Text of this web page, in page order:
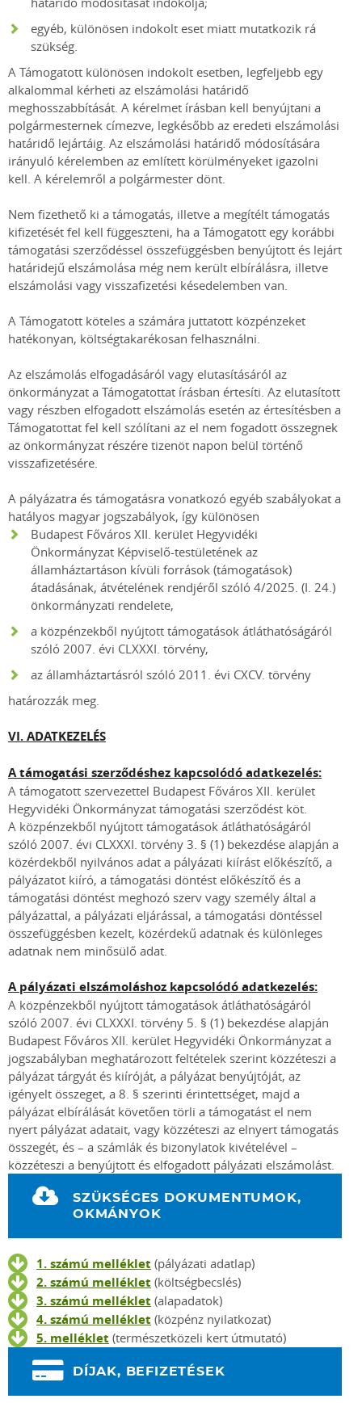
egyéb, különösen indokolt eset miatt mutatkozik rá
szükség.
A Támogatott különösen indokolt esetben, legfeljebb egy
alkalommal kérheti az elszámolási határidő
meghosszabbítását. A kérelmet írásban kell benyújtani a
polgármesternek címezve, legkésőbb az eredeti elszámolási
határidő lejártáig. Az elszámolási határidő módosítására
irányuló kérelemben az említett körülményeket igazolni
kell. A kérelemről a polgármester dönt.
Nem fizethető ki a támogatás, illetve a megítélt támogatás
kifizetését fel kell függeszteni, ha a Támogatott egy korábbi
támogatási szerződéssel összefüggésben benyújtott és lejárt
határidejű elszámolása még nem került elbírálásra, illetve
elszámolási vagy visszafizetési késedelemben van.
A Támogatott köteles a számára juttatott közpénzeket
hatékonyan, költségtakarékosan felhasználni.
Az elszámolás elfogadásáról vagy elutasításáról az
önkormányzat a Támogatottat írásban értesíti. Az elutasított
vagy részben elfogadott elszámolás esetén az értesítésben a
Támogatottat fel kell szólítani az el nem fogadott összegnek
az önkormányzat részére tizenöt napon belül történő
visszafizetésére.
A pályázatra és támogatásra vonatkozó egyéb szabályokat a
hatályos magyar jogszabályok, így különösen
Budapest Főváros XII. kerület Hegyvidéki
Önkormányzat Képviselő-testületének az
államháztartáson kívüli források (támogatások)
átadásának, átvételének rendjéről szóló 4/2025. (I. 24.)
önkormányzati rendelete,
a közpénzekből nyújtott támogatások átláthatóságáról
szóló 2007. évi CLXXXI. törvény,
az államháztartásról szóló 2011. évi CXCV. törvény
határozzák meg.
VI. ADATKEZELÉS
A támogatási szerződéshez kapcsolódó adatkezelés:
A támogatott szervezettel Budapest Főváros XII. kerület
Hegyvidéki Önkormányzat támogatási szerződést köt.
A közpénzekből nyújtott támogatások átláthatóságáról
szóló 2007. évi CLXXXI. törvény 3. § (1) bekezdése alapján a
közérdekből nyilvános adat a pályázati kiírást előkészítő, a
pályázatot kiíró, a támogatási döntést előkészítő és a
támogatási döntést meghozó szerv vagy személy által a
pályázattal, a pályázati eljárással, a támogatási döntéssel
összefüggésben kezelt, közérdekű adatnak és különleges
adatnak nem minősülő adat.
A pályázati elszámoláshoz kapcsolódó adatkezelés:
A közpénzekből nyújtott támogatások átláthatóságáról
szóló 2007. évi CLXXXI. törvény 5. § (1) bekezdése alapján
Budapest Főváros XII. kerület Hegyvidéki Önkormányzat a
jogszabályban meghatározott feltételek szerint közzéteszi a
pályázat tárgyát és kiíróját, a pályázat benyújtóját, az
igényelt összeget, a 8. § szerinti érintettséget, majd a
pályázat elbírálását követően törli a támogatást el nem
nyert pályázat adatait, vagy közzéteszi az elnyert támogatás
összegét, és – a számlák és bizonylatok kivételével –
közzéteszi a benyújtott és elfogadott pályázati elszámolást.
SZÜKSÉGES DOKUMENTUMOK,
OKMÁNYOK
1. számú melléklet (pályázati adatlap)
2. számú melléklet (költségbecslés)
3. számú melléklet (alapadatok)
4. számú melléklet (közpénz nyilatkozat)
5. melléklet (természetközeli kert útmutató)
DÍJAK, BEFIZETÉSEK